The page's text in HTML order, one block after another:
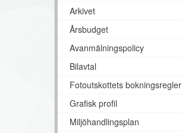
Arkivet
Årsbudget
Avanmälningspolicy
Bilavtal
Fotoutskottets bokningsregler
Grafisk profil
Miljöhandlingsplan